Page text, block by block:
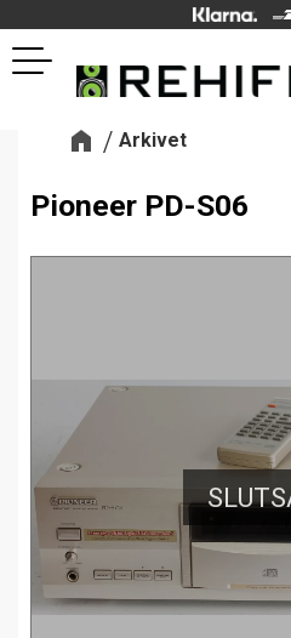
Meny
Arkivet
Pioneer PD-S06